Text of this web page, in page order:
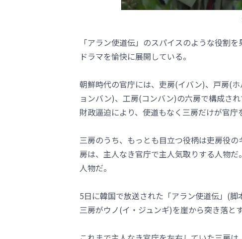
「アラン使道伝」のスパイスのような役割
ドラマを愉快に展開している。
朝鮮時代の官庁には、吏房(イバン)、戸房(
ョンバン)、工房(コンバン)の六房で構成さ
財政逼迫により、使道もなく三房だけが官庁
三房のうち、もっとも目立つ役柄は吏房役
房は、主人なき官庁で主人気取りする人物
人物だ。
5日に韓国で放送された「アラン使道伝」(脚
三房がウノ(イ・ジュンギ)を崖から突き落と